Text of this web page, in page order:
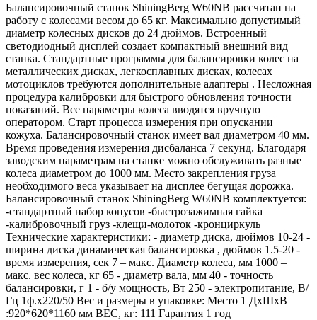
Балансировочный станок ShiningBerg W60NB рассчитан на
работу с колесами весом до 65 кг. Максимально допустимый
диаметр колесных дисков до 24 дюймов. Встроенный
светодиодный дисплей создает компактный внешний вид
станка. Стандартные программы для балансировки колес на
металлических дисках, легкосплавных дисках, колесах
мотоциклов требуются дополнительные адаптеры . Несложная
процедура калибровки для быстрого обновления точности
показаний. Все параметры колеса вводятся вручную
оператором. Старт процесса измерения при опускании
кожуха. Балансировочный станок имеет вал диаметром 40 мм.
Время проведения измерения дисбаланса 7 секунд. Благодаря
заводским параметрам на станке можно обслуживать разные
колеса диаметром до 1000 мм. Место закрепления груза
необходимого веса указывает на дисплее бегущая дорожка.
Балансировочный станок ShiningBerg W60NB комплектуется:
-стандартный набор конусов -быстрозажимная гайка
-калибровочный груз -клещи-молоток -кронциркуль
Технические характеристики: - диаметр диска, дюймов 10-24 -
ширина диска динамическая балансировка , дюймов 1.5-20 -
время измерения, сек 7 – макс. Диаметр колеса, мм 1000 –
макс. вес колеса, кг 65 - диаметр вала, мм 40 - точность
балансировки, г 1 - б/у мощность, Вт 250 - электропитание, В/
Гц 1ф.х220/50 Вес и размеры в упаковке: Место 1 ДхШхВ
:920*620*1160 мм ВЕС, кг: 111 Гарантия 1 год